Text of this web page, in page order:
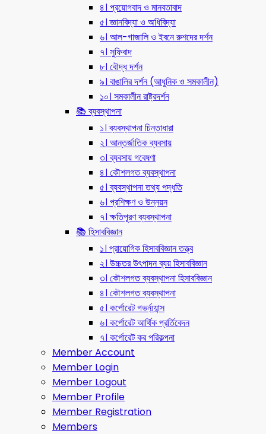
৪। প্রয়োগবাদ ও মানবতাবাদ
৫। জ্ঞানবিদ্যা ও অধিবিদ্যা
৬। আল-গাজালি ও ইবনে রুশদের দর্শন
৭। সুফিবাদ
৮। বৌদ্ধ দর্শন
৯। বাঙালির দর্শন (আধুনিক ও সমকালীন)
১০। সমকালীন রাষ্ট্রদর্শন
📚 ব্যবস্থাপনা
১। ব্যবস্থাপনা চিন্তাধারা
২। আন্তর্জাতিক ব্যবসায়
৩। ব্যবসায় গবেষণা
৪। কৌশলগত ব্যবস্থাপনা
৫। ব্যবস্থাপনা তথ্য পদ্ধতি
৬। প্রশিক্ষণ ও উন্নয়ন
৭। ক্ষতিপূরণ ব্যবস্থাপনা
📚 হিসাববিজ্ঞান
১। প্রায়োগিক হিসাববিজ্ঞান তত্ত্ব
২। উচ্চতর উৎপাদন ব্যয় হিসাববিজ্ঞান
৩। কৌশলগত ব্যবস্থাপনা হিসাববিজ্ঞান
৪। কৌশলগত ব্যবস্থাপনা
৫। কর্পোরেট গভর্ন্য্যান্স
৬। কর্পোরেট আর্থিক প্রর্তিবেদন
৭। কর্পোরেট কর পরিকল্পনা
Member Account
Member Login
Member Logout
Member Profile
Member Registration
Members